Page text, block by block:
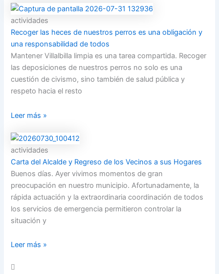
actividades
Recoger las heces de nuestros perros es una obligación y
una responsabilidad de todos
Mantener Villalbilla limpia es una tarea compartida. Recoger
las deposiciones de nuestros perros no solo es una
cuestión de civismo, sino también de salud pública y
respeto hacia el resto
Leer más »
actividades
Carta del Alcalde y Regreso de los Vecinos a sus Hogares
Buenos días. Ayer vivimos momentos de gran
preocupación en nuestro municipio. Afortunadamente, la
rápida actuación y la extraordinaria coordinación de todos
los servicios de emergencia permitieron controlar la
situación y
Leer más »